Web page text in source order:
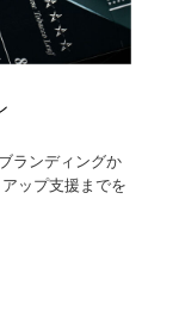
ランディングか
ップ支援までを